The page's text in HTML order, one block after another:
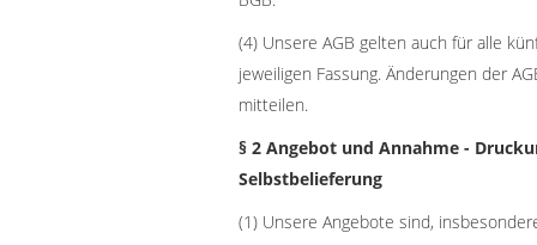
(4) Unsere AGB gelten auch für alle
jeweiligen Fassung. Änderungen der
mitteilen.
§ 2 Angebot und Annahme -
Selbstbelieferung
(1) Unsere Angebote sind,